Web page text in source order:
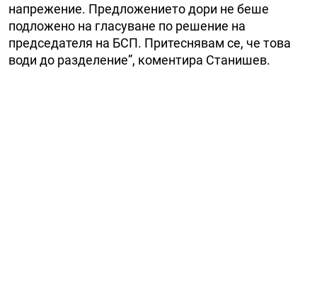
напрежение. Предложението дори не беше
подложено на гласуване по решение на
председателя на БСП. Притеснявам се, че това
води до разделение”, коментира Станишев.